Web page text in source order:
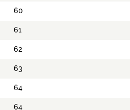
60
61
62
63
64
64